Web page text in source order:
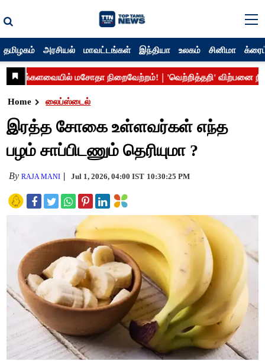
தமிழகம் அரசியல் மாவட்டங்கள் இந்தியா உலகம் சினிமா
Home லைப்ஸ்டைல்
இரத்த சோகை உள்ளவர்கள் எந்த
பழம் சாப்பிடணும் தெரியுமா ?
ByRAJA MANI Jul 1, 2026, 04:00 IST 10:30:25 PM